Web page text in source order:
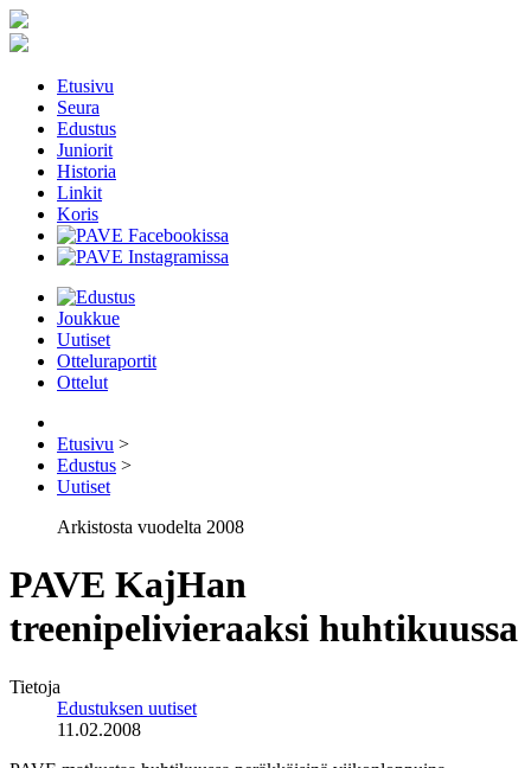
Etusivu
Seura
Edustus
Juniorit
Historia
Linkit
Koris
Joukkue
Uutiset
Otteluraportit
Ottelut
Etusivu >
Edustus >
Uutiset
Arkistosta vuodelta 2008
PAVE KajHan
treenipelivieraaksi huhtikuussa
Tietoja
Edustuksen uutiset
11.02.2008